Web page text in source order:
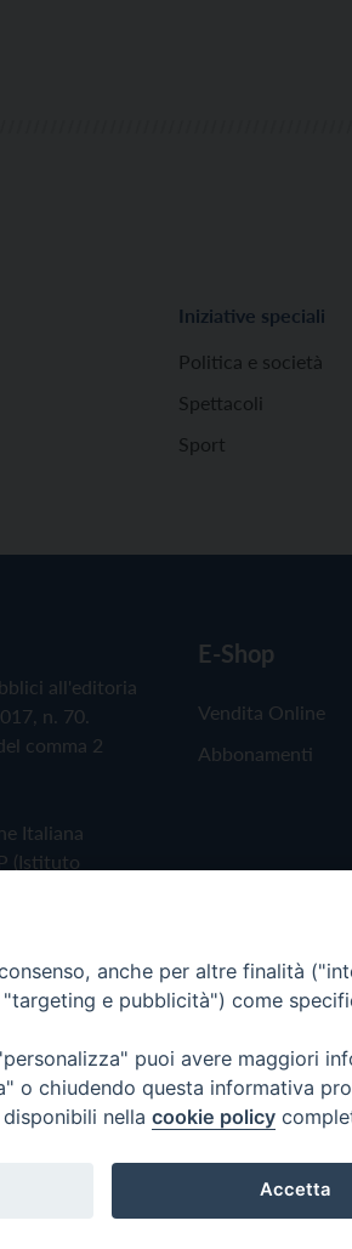
Iniziative speciali
Politica e società
Spettacoli
Sport
all'editoria
n. 70.
comma 2
Italiana
(Istituto
E-Shop
Vendita Online
Abbonamenti
anche per altre finalità
e pubblicità") come
puoi avere maggiori
o chiudendo questa informativa
nella cookie policy
Accetta